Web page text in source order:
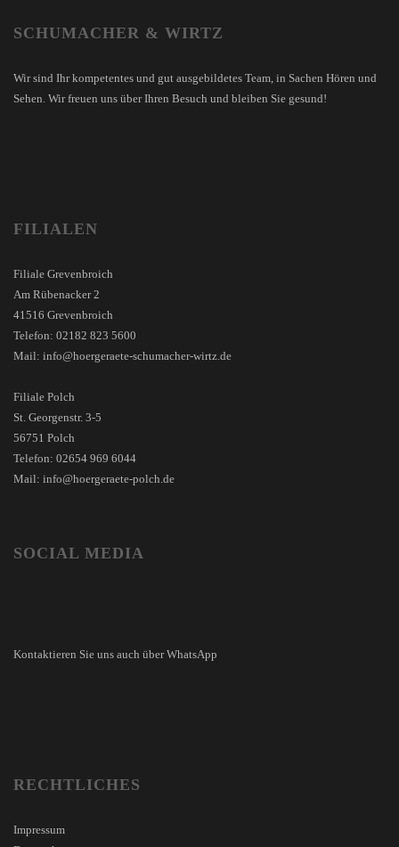
SCHUMACHER & WIRTZ
Wir sind Ihr kompetentes und gut ausgebildetes Team, in Sachen Hören und
Sehen. Wir freuen uns über Ihren Besuch und bleiben Sie gesund!
FILIALEN
Filiale Grevenbroich
Am Rübenacker 2
41516 Grevenbroich
Telefon: 02182 823 5600
Mail: info@hoergeraete-schumacher-wirtz.de
Filiale Polch
St. Georgenstr. 3-5
56751 Polch
Telefon: 02654 969 6044
Mail: info@hoergeraete-polch.de
SOCIAL MEDIA
Kontaktieren Sie uns auch über WhatsApp
RECHTLICHES
Impressum